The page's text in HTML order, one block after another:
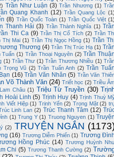
Trần Như Luận (3) Trần Nhương (1)
Quang Khanh (12) Trần Quang Lộc
(8) Trần Quốc Toàn (1) Trần Quốc Việt
Thanh Hải (3) Trần Thành Nghĩa (1)
Thi Ca (9) Trần Thị Cổ Tích (2) Trần
Thị Mai (1) Trần Thị Ngọc Hồng (1) Trần
Thương (4) Trần Thị Trúc Hạ (1)
Tuấn (1) Trần Thoại Nguyên (2) Trần
(1) Trần Thư (1) Trần Thương Nhiều (1)
Trọng Vũ (2) Trần Tuấn Anh (2) Trần
(16) Trần Văn Nhân (5) Trần Văn
Võ Thành Văn (24) Triết học (2) Triều
Châu (1) Triệu Từ Truyền (30)
Hoài Linh (5) Trịnh Huy (4) Trịnh Thuỳ
Viết Hiệp (1) Trịnh Yến (2) Trọng Mật (2)
Linh Lan (2) Trúc Thanh Tâm (12)
(1) Trung Y (1) Truong Nguyen (1)
(2) TRUYỆN NGẮN
(16) Trương Diễm Phiến (1) Trương
Hồng Phúc (14) Trương Huỳnh
Chi (5) Trương Thanh Cường (2)